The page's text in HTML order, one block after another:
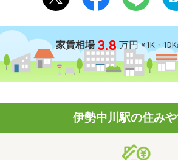
家賃相場 3.8 万円 ※1K・
伊勢中川駅の住み